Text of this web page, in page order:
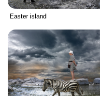
Easter island